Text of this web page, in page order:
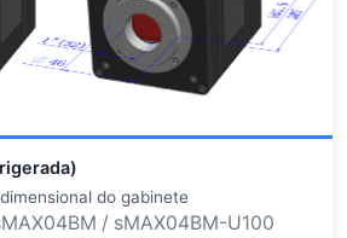
do gabinete
/ sMAX04BM-U100